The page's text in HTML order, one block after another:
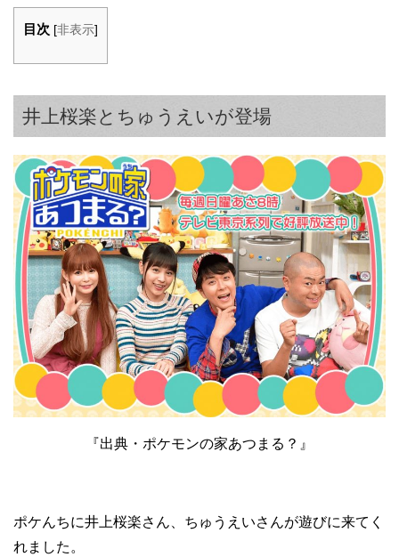
目次 [非表示]
井上桜楽とちゅうえいが登場
『出典・ポケモンの家あつまる？』
ポケんちに井上桜楽さん、ちゅうえいさんが遊びに来てく
れました。